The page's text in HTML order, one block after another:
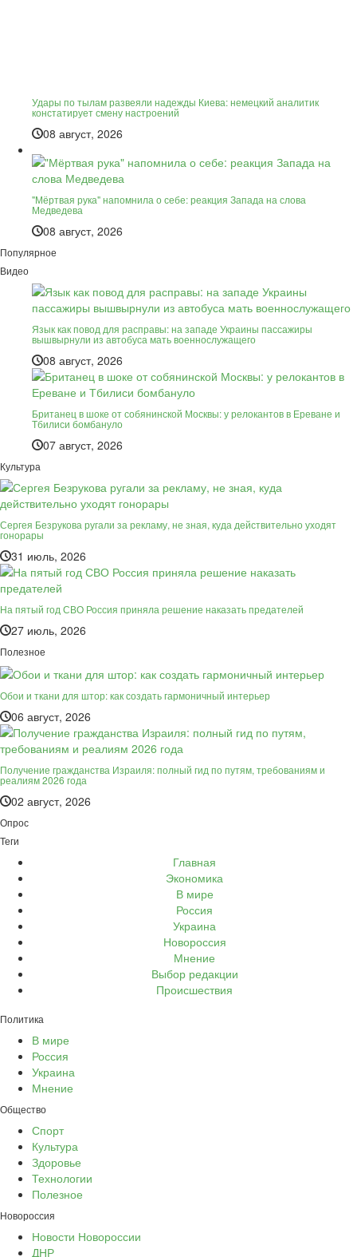
Удары по тылам развеяли надежды Киева: немецкий аналитик
констатирует смену настроений
08 август, 2026
"Мёртвая рука" напомнила о себе: реакция Запада на слова
Медведева
08 август, 2026
Популярное
Видео
Язык как повод для расправы: на западе Украины пассажиры
вышвырнули из автобуса мать военнослужащего
08 август, 2026
Британец в шоке от собянинской Москвы: у релокантов в Ереване и
Тбилиси бомбануло
07 август, 2026
Культура
Сергея Безрукова ругали за рекламу, не зная, куда действительно уходят
гонорары
31 июль, 2026
На пятый год СВО Россия приняла решение наказать предателей
27 июль, 2026
Полезное
Обои и ткани для штор: как создать гармоничный интерьер
06 август, 2026
Получение гражданства Израиля: полный гид по путям, требованиям и
реалиям 2026 года
02 август, 2026
Опрос
Теги
Главная
Экономика
В мире
Россия
Украина
Новороссия
Мнение
Выбор редакции
Происшествия
Политика
В мире
Россия
Украина
Мнение
Общество
Спорт
Культура
Здоровье
Технологии
Полезное
Новороссия
Новости Новороссии
ДНР